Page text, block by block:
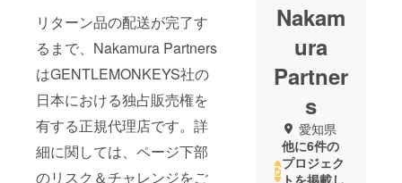
リターン品の配送が完了す
るまで、Nakamura Partners
はGENTLEMONKEYS社の
日本における独占販売権を
有する正規代理店です。詳
細に関しては、ページ下部
のリスク＆チャレンジをご
Nakam
ura
Partner
s
愛知県
他に6件の
プロジェク
トを掲載し